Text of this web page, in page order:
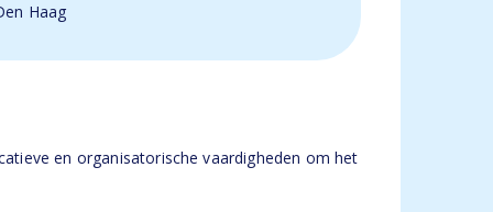
Haag
en organisatorische vaardigheden om het